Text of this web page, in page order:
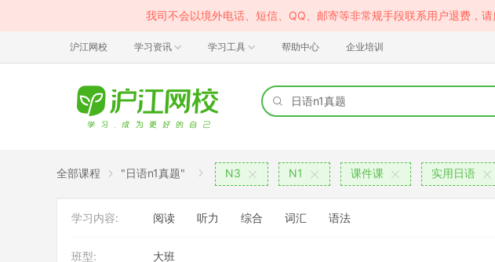
我司不会以境外电话、短信、QQ、邮寄等非常规手段联系用户退费，
沪江网校 学习资讯 学习工具 帮助中心 企业培训
全部课程 "日语n1真题" N3 N1 课件课 实用日语
学习内容: 阅读 听力 综合 词汇 语法
班型: 大班